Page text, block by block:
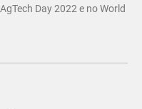
Day 2022 e no World